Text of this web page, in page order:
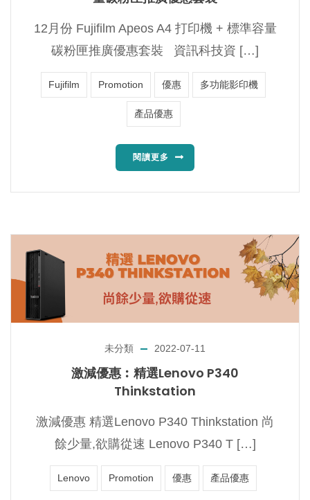
12月份 Fujifilm Apeos A4 打印機 + 標準容量
碳粉匣推廣優惠套裝 資訊科技資 […]
Fujifilm Promotion 優惠 多功能影印機
產品優惠
閱讀更多
未分類 2022-07-11
激減優惠︰精選Lenovo P340
Thinkstation
激減優惠 精選Lenovo P340 Thinkstation 尚
餘少量,欲購從速 Lenovo P340 T […]
Lenovo Promotion 優惠 產品優惠